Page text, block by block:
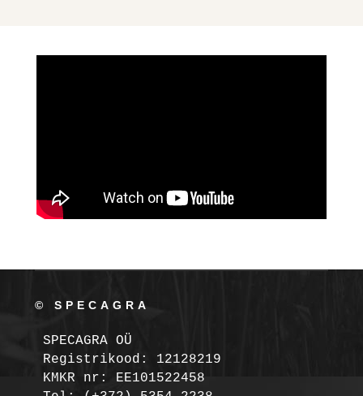
© SPECAGRA
SPECAGRA OÜ
Registrikood: 12128219
KMKR nr: EE101522458